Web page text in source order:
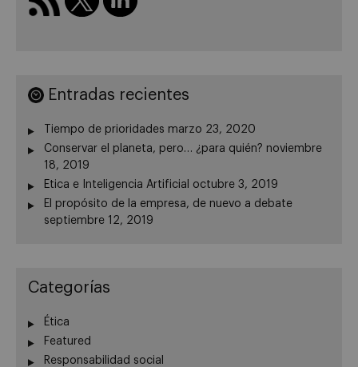
Entradas recientes
Tiempo de prioridades marzo 23, 2020
Conservar el planeta, pero… ¿para quién? noviembre
18, 2019
Etica e Inteligencia Artificial
octubre 3, 2019
El propósito de la empresa, de nuevo a debate
septiembre 12, 2019
Categorías
Ética
Featured
Responsabilidad social